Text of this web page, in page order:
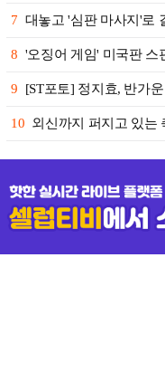
7 대놓고 '심판 마사지'
8 '오징어 게임' 미국판
9 [ST포토] 정지효, 반가
10 외신까지 퍼지고 있